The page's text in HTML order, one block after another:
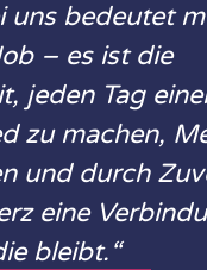
uns bedeutet
– es ist die
jeden Tag
zu machen,
und durch
eine
bleibt.“